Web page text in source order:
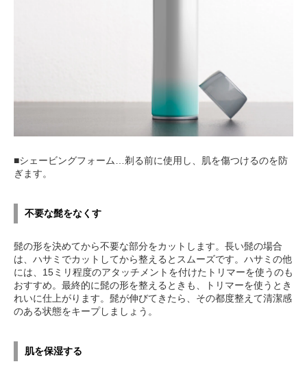
■シェービングフォーム…剃る前に使用し、肌を傷つけるのを防
ぎます。
不要な髭をなくす
髭の形を決めてから不要な部分をカットします。長い髭の場合
は、ハサミでカットしてから整えるとスムーズです。ハサミの他
には、15ミリ程度のアタッチメントを付けたトリマーを使うのも
おすすめ。最終的に髭の形を整えるときも、トリマーを使うとき
れいに仕上がります。髭が伸びてきたら、その都度整えて清潔感
のある状態をキープしましょう。
肌を保湿する